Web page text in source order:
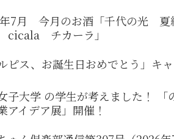
7月 今月のお酒「千代の光 夏
cicala チカーラ」
ルピス、お誕生日おめでとう」キ
子大学 の学生が考えました！ 「
アイデア展」開催！